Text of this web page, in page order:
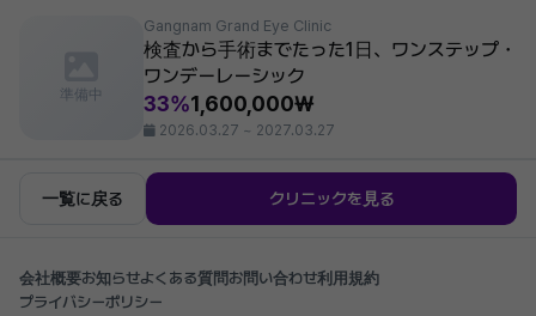
準備中
Gangnam Grand Eye Clinic
検査から手術までたった1日、ワンステップ・
ワンデーレーシック
33%1,600,000₩
2026.03.27 ~ 2027.03.27
一覧に戻る クリニックを見る
会社概要お知らせよくある質問 お問い合わせ利用規約
プライバシーポリシー